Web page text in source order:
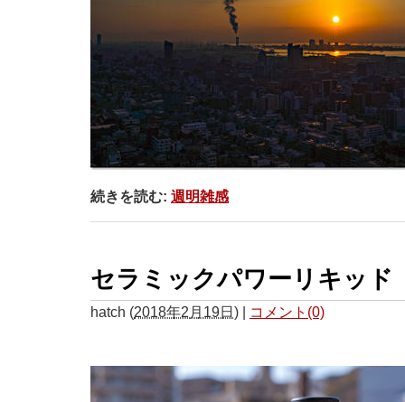
続きを読む: 週明雑感
セラミックパワーリキッド
hatch (2018年2月19日) | コメント(0)